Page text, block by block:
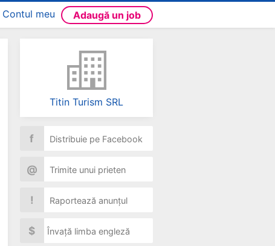
Contul meu Adaugă un job
Titin Turism SRL
f Distribuie pe Facebook
@ Trimite unui prieten
! Raportează anunțul
$ Învață limba engleză